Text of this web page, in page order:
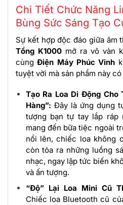
Chi Tiết Chức Năng
Bùng Sức Sáng Tạo
Sự kết hợp độc đáo giữa âm
Tổng K1000 mở ra vô vàn
cùngĐiện Máy Phúc Vinh
tuyệt vời mà sản phẩm này
Tạo Ra Loa Di Động Cho
Hàng”: Đây là ứng dụng
tượng bạn tự tay lắp ráp
mang đến bữa tiệc ngoài
nổi lên, chiếc loa không
còn tỏa ra những luồng
nhạc, ngay lập tức biến
và ấn tượng.
“Độ” Lại Loa Mini Cũ
Chiếc loa Bluetooth cũ